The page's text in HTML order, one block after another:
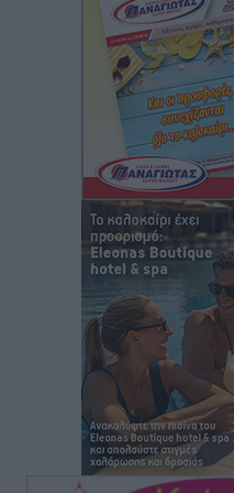
Αυτοκίνητο μπήκε
Μαστιχάρι –
5χρονο παιδί
Τοπικές Ειδήσεις • πριν 12 ώρες
“Η Ευρώπη
τρόμου” – Η
Γιασιράνη στον RV για
Σύμφωνο της Λέρου
Τοπικές Ειδήσεις • πριν 12 ώρες
Συναυλία με τον Γιάννη
Πολιτιστικά• πριν 12 ώρες
Έκτακτη συνεδρίαση
αύριο Παρασκευή 7
Τοπικές Ειδήσεις• πριν 12